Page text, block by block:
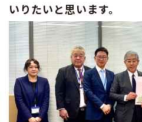
いりたいと思います。